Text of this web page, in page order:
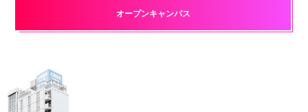
オープンキャンパス